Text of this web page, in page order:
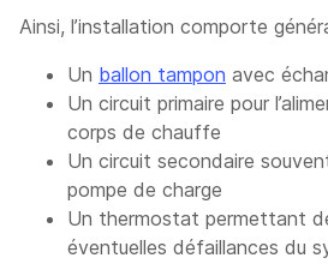
Ainsi, l’installation comporte
Un ballon tampon avec
Un circuit primaire pour
corps de chauffe
Un circuit secondaire
pompe de charge
Un thermostat permettant
éventuelles défaillances du